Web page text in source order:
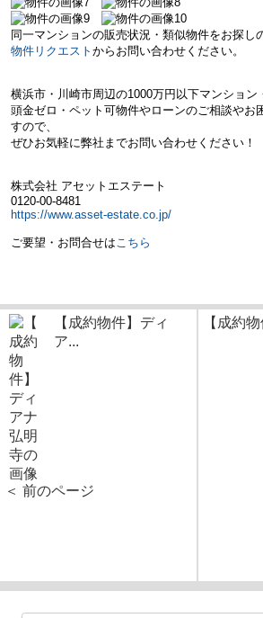
同一マンションの販売状況・類似物件をお探し
物件リクエスト からお問い合わせください。
横浜市・川崎市周辺の1000万円以下マンション
頭金ゼロ・ペット可物件やローンのご相談やお
すので、
ぜひお気軽に弊社までお問い合わせください！
株式会社 アセットエステート
0120-00-8481
https://www.asset-estate.co.jp/
ご要望・お問合せはこちら
【成約物件】ディ
ア...
＜ 前のページ
【成約